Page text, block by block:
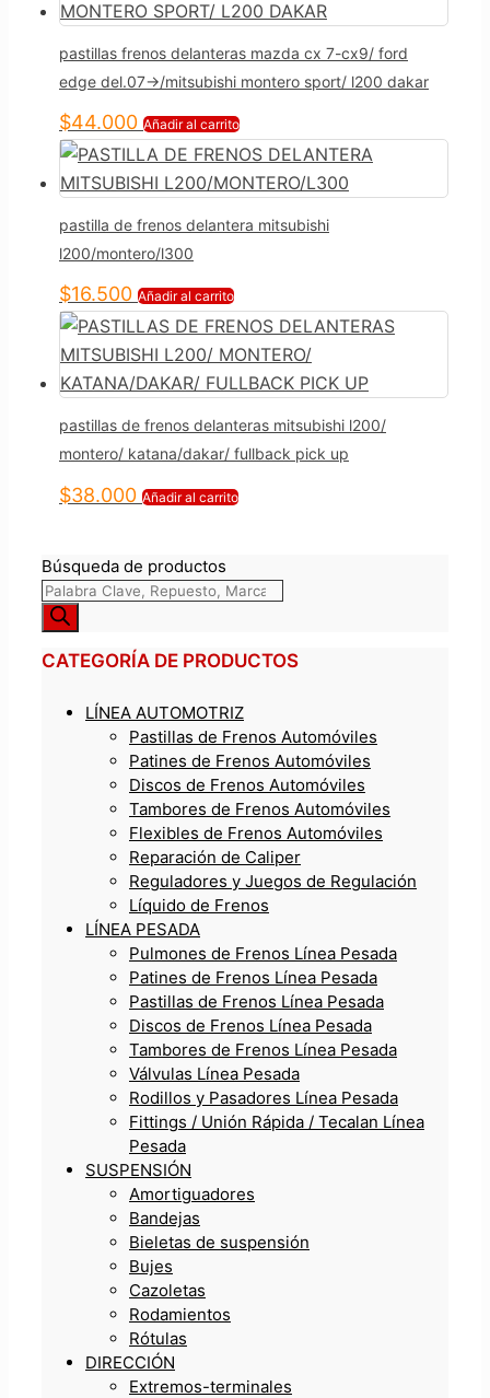
pastillas frenos delanteras mazda cx 7-cx9/ ford
edge del.07->/mitsubishi montero sport/ l200 dakar
$44.000 Añadir al carrito
pastilla de frenos delantera mitsubishi
l200/montero/l300
$16.500 Añadir al carrito
pastillas de frenos delanteras mitsubishi l200/
montero/ katana/dakar/ fullback pick up
$38.000 Añadir al carrito
Búsqueda de productos
CATEGORÍA DE PRODUCTOS
LÍNEA AUTOMOTRIZ
Pastillas de Frenos Automóviles
Patines de Frenos Automóviles
Discos de Frenos Automóviles
Tambores de Frenos Automóviles
Flexibles de Frenos Automóviles
Reparación de Caliper
Reguladores y Juegos de Regulación
Líquido de Frenos
LÍNEA PESADA
Pulmones de Frenos Línea Pesada
Patines de Frenos Línea Pesada
Pastillas de Frenos Línea Pesada
Discos de Frenos Línea Pesada
Tambores de Frenos Línea Pesada
Válvulas Línea Pesada
Rodillos y Pasadores Línea Pesada
Fittings / Unión Rápida / Tecalan Línea
Pesada
SUSPENSIÓN
Amortiguadores
Bandejas
Bieletas de suspensión
Bujes
Cazoletas
Rodamientos
Rótulas
DIRECCIÓN
Extremos-terminales